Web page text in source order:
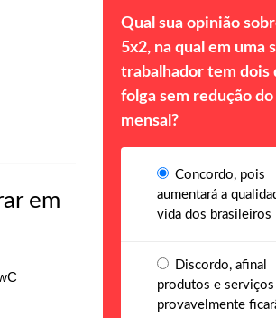
em
Qual sua opinião
5x2, na qual em uma
trabalhador tem dois
folga sem redução
mensal?
Concordo, pois
aumentará a
vida dos brasileiros
Discordo, afinal
produtos e serviços
provavelmente